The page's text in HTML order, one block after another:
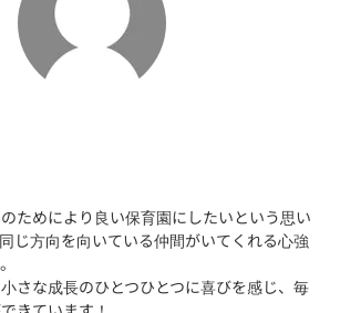
ためにより良い保育園にしたいという思い
じ方向を向いている仲間がいてくれる心強
さな成長のひとつひとつに喜びを感じ、毎